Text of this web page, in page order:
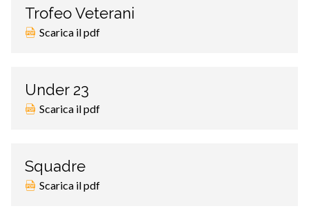
Trofeo Veterani
Scarica il pdf
Under 23
Scarica il pdf
Squadre
Scarica il pdf